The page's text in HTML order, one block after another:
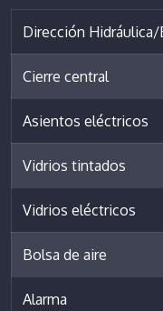
Dirección
Cierre central
Asientos eléctricos
Vidrios tintados
Vidrios eléctricos
Bolsa de aire
Alarma